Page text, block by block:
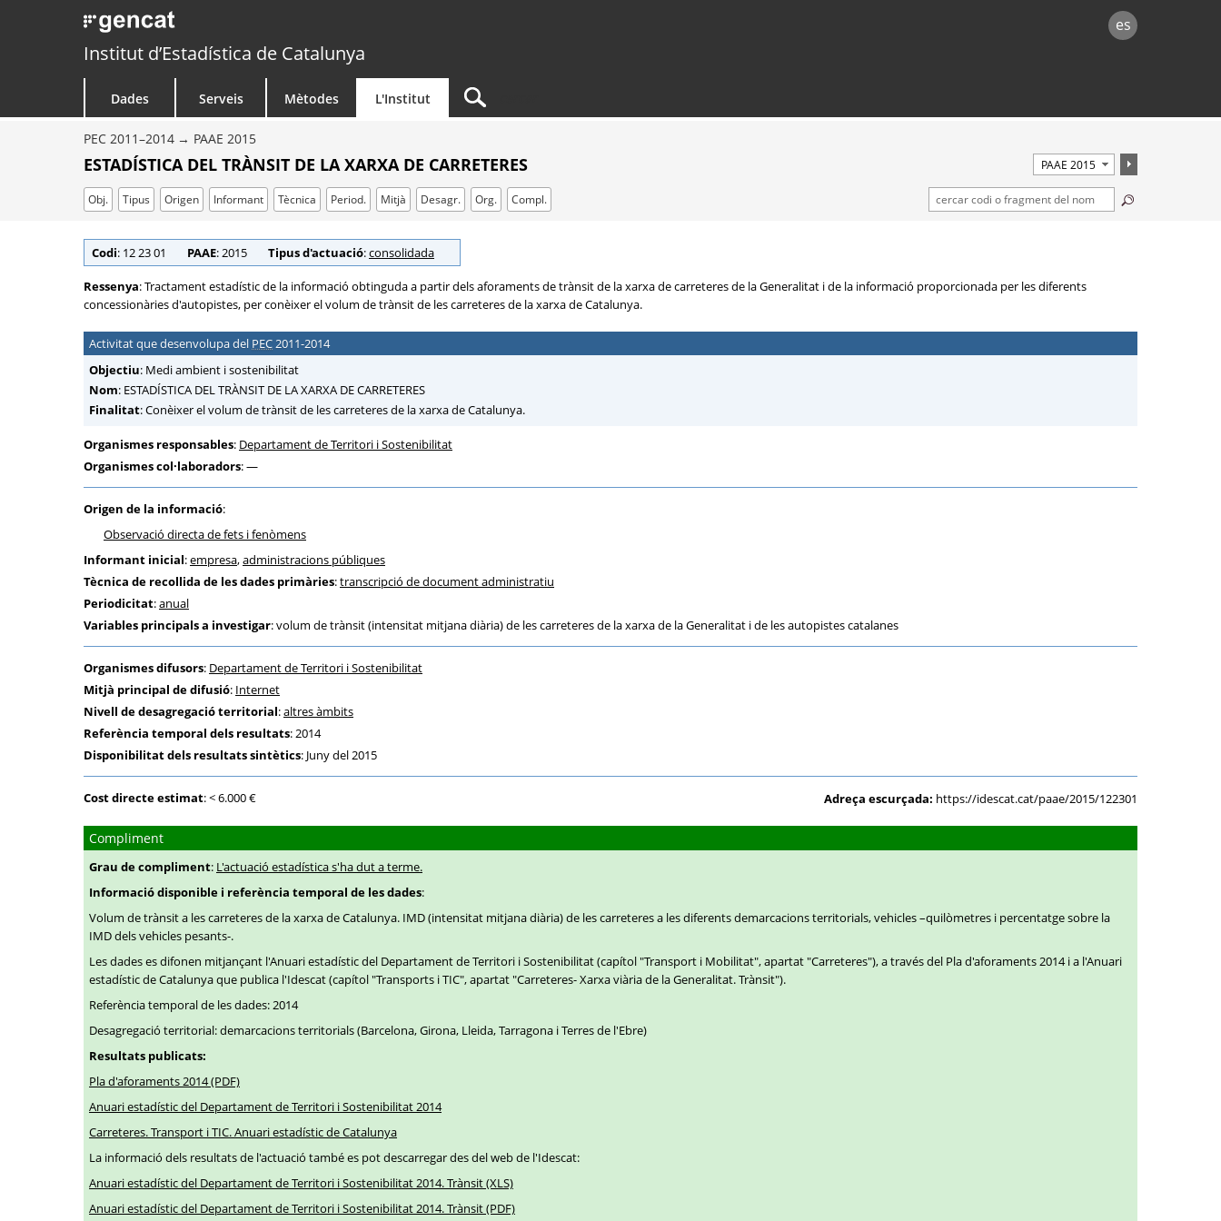
es
Institut d’Estadística de Catalunya
Dades Serveis Mètodes L'Institut
PEC 2011–2014 PAAE 2015
ESTADÍSTICA DEL TRÀNSIT DE LA XARXA DE CARRETERES
Obj. Tipus Origen Informant Tècnica Period. Mitjà Desagr. Org. Compl.
Codi: 12 23 01 PAAE: 2015 Tipus d'actuació:consolidada
Ressenya: Tractament estadístic de la informació obtinguda a partir dels aforaments de trànsit de la xarxa de carreteres de la Generalitat i de la informació proporcionada per les diferents
concessionàries d'autopistes, per conèixer el volum de trànsit de les carreteres de la xarxa de Catalunya.
Activitat que desenvolupa del PEC2011-2014
Objectiu: Medi ambient i sostenibilitat
Nom: ESTADÍSTICA DEL TRÀNSIT DE LA XARXA DE CARRETERES
Finalitat: Conèixer el volum de trànsit de les carreteres de la xarxa de Catalunya.
Organismes responsables: Departament de Territori i Sostenibilitat
Organismes col·laboradors: —
Origen de la informació:
Observació directa de fets i fenòmens
Informant inicial:empresa,administracions públiques
Tècnica de recollida de les dades primàries:transcripció de document administratiu
Periodicitat:anual
Variables principals a investigar: volum de trànsit (intensitat mitjana diària) de les carreteres de la xarxa de la Generalitat i de les autopistes catalanes
Organismes difusors: Departament de Territori i Sostenibilitat
Mitjà principal de difusió: Internet
Nivell de desagregació territorial:altres àmbits
Referència temporal dels resultats: 2014
Disponibilitat dels resultats sintètics: Juny del 2015
Cost directe estimat: < 6.000 € Adreça escurçada: https://idescat.cat/paae/2015/122301
Compliment
Grau de compliment: L'actuació estadística s'ha dut a terme.
Informació disponible i referència temporal de les dades:
Volum de trànsit a les carreteres de la xarxa de Catalunya. IMD (intensitat mitjana diària) de les carreteres a les diferents demarcacions territorials, vehicles –quilòmetres i percentatge sobre la
IMD dels vehicles pesants-.
Les dades es difonen mitjançant l'Anuari estadístic del Departament de Territori i Sostenibilitat (capítol "Transport i Mobilitat", apartat "Carreteres"), a través del Pla d'aforaments 2014 i a l'Anuari
estadístic de Catalunya que publica l'Idescat (capítol "Transports i TIC", apartat "Carreteres- Xarxa viària de la Generalitat. Trànsit").
Referència temporal de les dades: 2014
Desagregació territorial: demarcacions territorials (Barcelona, Girona, Lleida, Tarragona i Terres de l'Ebre)
Resultats publicats:
Pla d'aforaments 2014 (PDF)
Anuari estadístic del Departament de Territori i Sostenibilitat 2014
Carreteres. Transport i TIC. Anuari estadístic de Catalunya
La informació dels resultats de l'actuació també es pot descarregar des del web de l'Idescat:
Anuari estadístic del Departament de Territori i Sostenibilitat 2014. Trànsit (XLS)
Anuari estadístic del Departament de Territori i Sostenibilitat 2014. Trànsit (PDF)